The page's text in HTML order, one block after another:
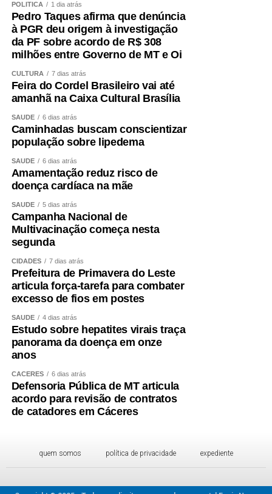
POLÍTICA 1 dia atrás
Pedro Taques afirma que denúncia
à PGR deu origem à investigação
da PF sobre acordo de R$ 308
milhões entre Governo de MT e Oi
CULTURA 7 dias atrás
Feira do Cordel Brasileiro vai até
amanhã na Caixa Cultural Brasília
SAÚDE 6 dias atrás
Caminhadas buscam conscientizar
população sobre lipedema
SAÚDE 6 dias atrás
Amamentação reduz risco de
doença cardíaca na mãe
SAÚDE 5 dias atrás
Campanha Nacional de
Multivacinação começa nesta
segunda
CIDADES 7 dias atrás
Prefeitura de Primavera do Leste
articula força-tarefa para combater
excesso de fios em postes
SAÚDE 4 dias atrás
Estudo sobre hepatites virais traça
panorama da doença em onze
anos
CÁCERES 6 dias atrás
Defensoria Pública de MT articula
acordo para revisão de contratos
de catadores em Cáceres
quem somos política de privacidade expediente